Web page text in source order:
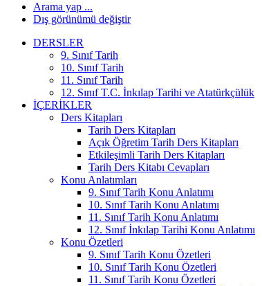
Arama yap ...
Dış görünümü değiştir
DERSLER
9. Sınıf Tarih
10. Sınıf Tarih
11. Sınıf Tarih
12. Sınıf T.C. İnkılap Tarihi ve Atatürkçülük
İÇERIKLER
Ders Kitapları
Tarih Ders Kitapları
Açık Öğretim Tarih Ders Kitapları
Etkileşimli Tarih Ders Kitapları
Tarih Ders Kitabı Cevapları
Konu Anlatımları
9. Sınıf Tarih Konu Anlatımı
10. Sınıf Tarih Konu Anlatımı
11. Sınıf Tarih Konu Anlatımı
12. Sınıf İnkılap Tarihi Konu Anlatımı
Konu Özetleri
9. Sınıf Tarih Konu Özetleri
10. Sınıf Tarih Konu Özetleri
11. Sınıf Tarih Konu Özetleri